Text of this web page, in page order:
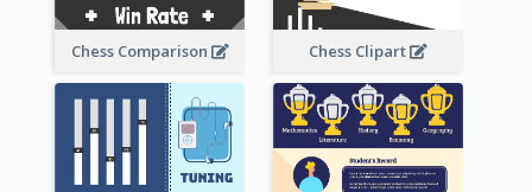
Chess Comparison Chess Clipart